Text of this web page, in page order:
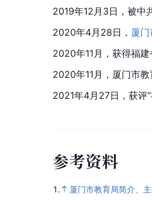
2019年12月3日，被中
2020年4月28日， 厦
2020年11月，获得福
2020年11月，厦门市
2021年4月27日，获评
参考资料
1.
厦门市教育局简介、